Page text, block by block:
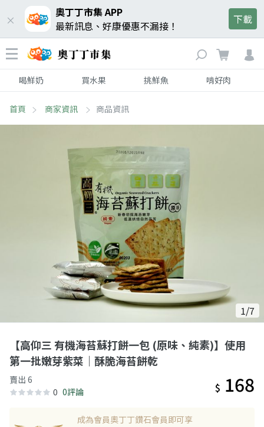
奧丁丁市集 APP
最新訊息、好康優惠不漏接！
下載
喝鮮奶 買水果 挑鮮魚 啃好肉
首頁 商家資訊 商品資訊
1/7
【高仰三 有機海苔蘇打餅一包 (原味、純素)】使用
第一批嫩芽紫菜｜酥脆海苔餅乾
賣出 6
0 0評論 $ 168
成為會員奧丁丁鑽石會員即可享